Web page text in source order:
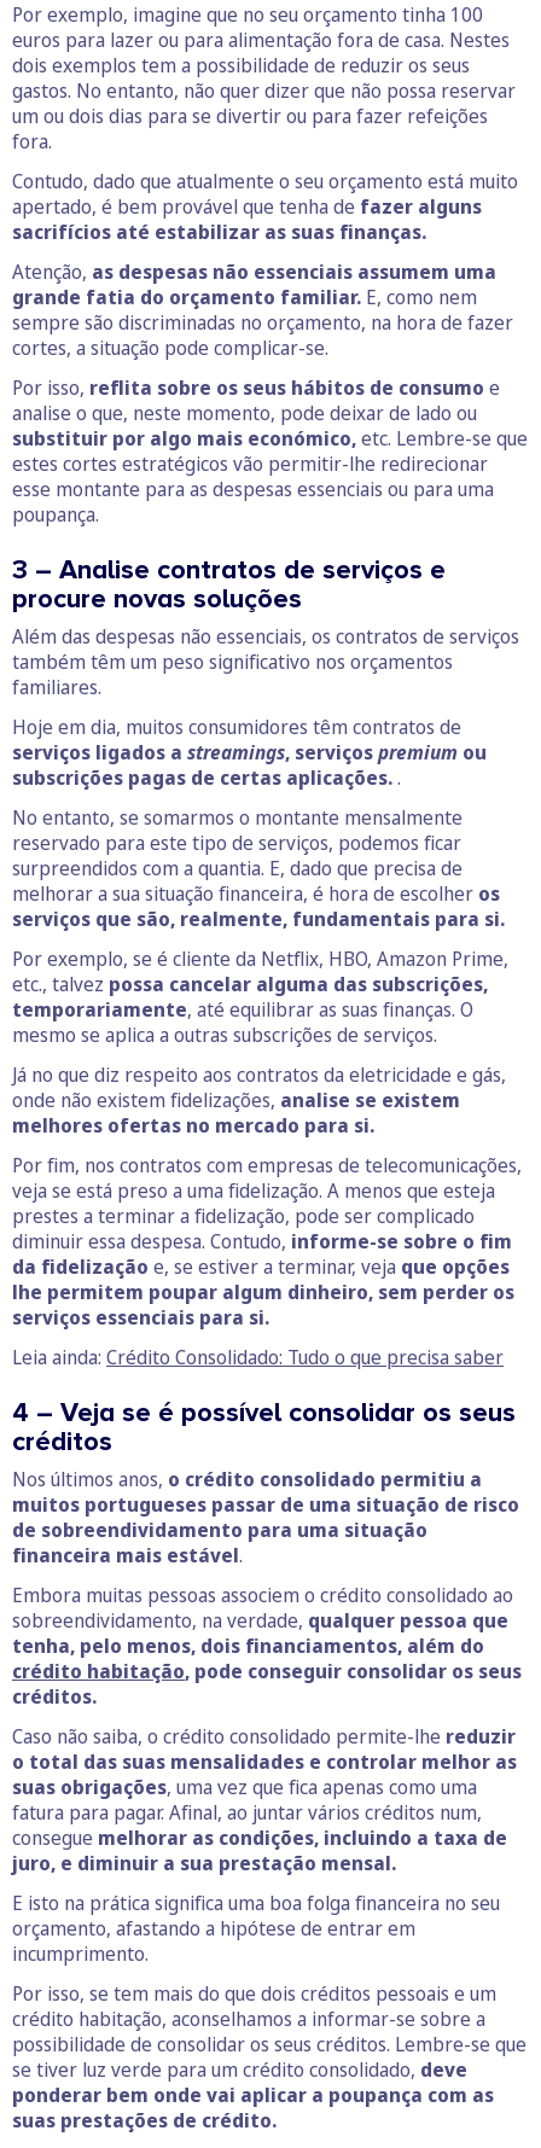
Por exemplo, imagine que no seu orçamento tinha 100
euros para lazer ou para alimentação fora de casa. Nestes
dois exemplos tem a possibilidade de reduzir os seus
gastos. No entanto, não quer dizer que não possa reservar
um ou dois dias para se divertir ou para fazer refeições
fora.
Contudo, dado que atualmente o seu orçamento está muito
apertado, é bem provável que tenha de fazer alguns
sacrifícios até estabilizar as suas finanças.
Atenção, as despesas não essenciais assumem uma
grande fatia do orçamento familiar. E, como nem
sempre são discriminadas no orçamento, na hora de fazer
cortes, a situação pode complicar-se.
Por isso, reflita sobre os seus hábitos de consumo e
analise o que, neste momento, pode deixar de lado ou
substituir por algo mais económico,etc. Lembre-se que
estes cortes estratégicos vão permitir-lhe redirecionar
esse montante para as despesas essenciais ou para uma
poupança.
3 – Analise contratos de serviços e
procure novas soluções
Além das despesas não essenciais, os contratos de serviços
também têm um peso significativo nos orçamentos
familiares.
Hoje em dia, muitos consumidores têm contratos de
serviços ligados a streamings, serviçospremium ou
subscrições pagas de certas aplicações..
No entanto, se somarmos o montante mensalmente
reservado para este tipo de serviços, podemos ficar
surpreendidos com a quantia. E, dado que precisa de
melhorar a sua situação financeira, é hora de escolher os
serviços que são, realmente, fundamentais para si.
Por exemplo, se é cliente da Netflix, HBO, Amazon Prime,
etc., talvez possa cancelar alguma das subscrições,
temporariamente, até equilibrar as suas finanças. O
mesmo se aplica a outras subscrições de serviços.
Já no que diz respeito aos contratos da eletricidade e gás,
onde não existem fidelizações, analise se existem
melhores ofertas no mercado para si.
Por fim, nos contratos com empresas de telecomunicações,
veja se está preso a uma fidelização. A menos que esteja
prestes a terminar a fidelização, pode ser complicado
diminuir essa despesa. Contudo, informe-se sobre o fim
da fidelização e, se estiver a terminar, veja que opções
lhe permitem poupar algum dinheiro, sem perder os
serviços essenciais para si.
Leia ainda: Crédito Consolidado: Tudo o que precisa saber
4 – Veja se é possível consolidar os seus
créditos
Nos últimos anos, o crédito consolidado permitiu a
muitos portugueses passar de uma situação de risco
de sobreendividamento para uma situação
financeira mais estável.
Embora muitas pessoas associem o crédito consolidado ao
sobreendividamento, na verdade, qualquer pessoa que
tenha, pelo menos, dois financiamentos, além do
crédito habitação, pode conseguir consolidar os seus
créditos.
Caso não saiba, o crédito consolidado permite-lhe reduzir
o total das suas mensalidades e controlar melhor as
suas obrigações, uma vez que fica apenas como uma
fatura para pagar. Afinal, ao juntar vários créditos num,
consegue melhorar as condições, incluindo a taxa de
juro, e diminuir a sua prestação mensal.
E isto na prática significa uma boa folga financeira no seu
orçamento, afastando a hipótese de entrar em
incumprimento.
Por isso, se tem mais do que dois créditos pessoais e um
crédito habitação, aconselhamos a informar-se sobre a
possibilidade de consolidar os seus créditos. Lembre-se que
se tiver luz verde para um crédito consolidado, deve
ponderar bem onde vai aplicar a poupança com as
suas prestações de crédito.